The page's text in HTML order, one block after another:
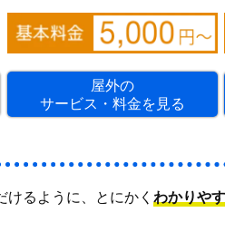
屋外の
サービス・料金を見る
けるように、とにかくわかりや